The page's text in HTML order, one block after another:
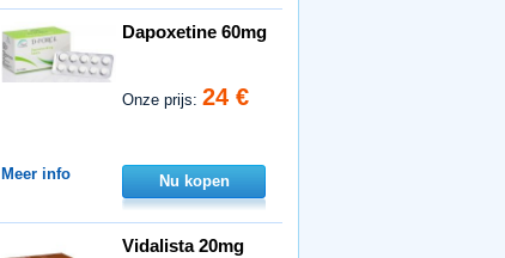
Dapoxetine 60mg
Onze prijs:24 €
Meer info Nu kopen
Vidalista 20mg